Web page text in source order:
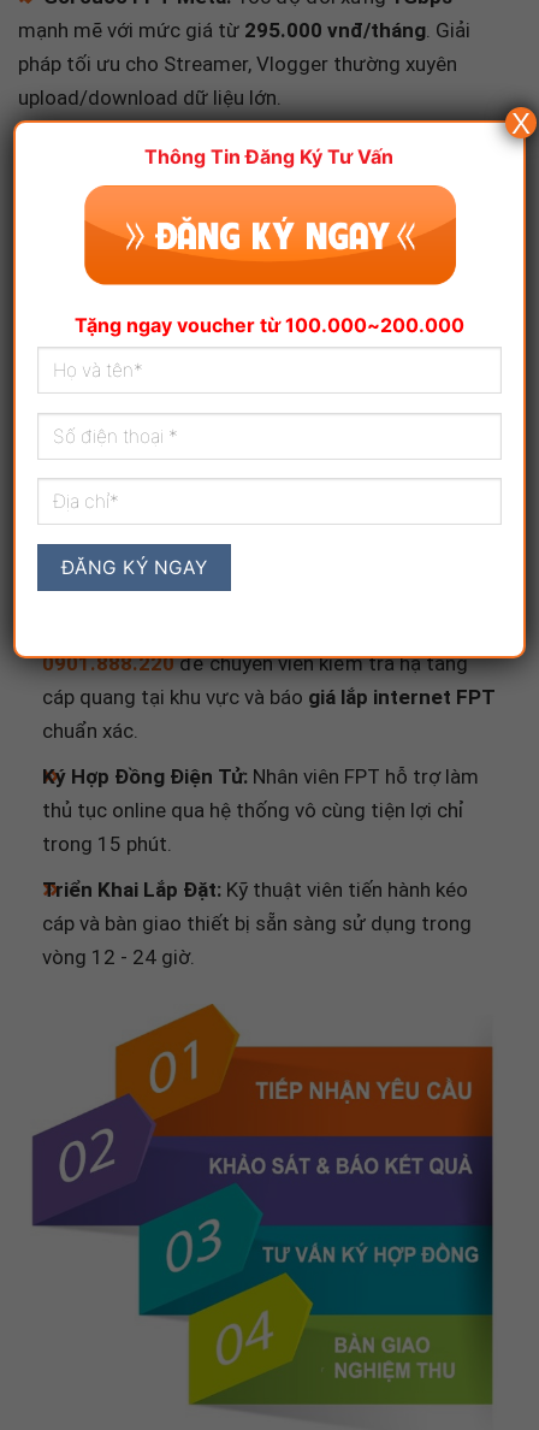
pháp tối ưu cho Streamer, Vlogger thường xuyên
upload/download dữ liệu lớn.
THỦ TỤC LẮP ĐẶT & QUY TRÌNH
ĐĂNG KÝ SIÊU TỐC
Thủ tục đơn giản, số hóa 100% hồ sơ:
Khách hàng Cá nhân/Gia đình:Cung cấp ảnh chụp
Căn cước công dân (CCCD) 2 mặt của người đứng
tên hợp đồng.
Khách hàng Doanh nghiệp:
Giấy phép kinh doanh và CCCD của người đại diện
pháp luật.
Quy trình 3 bước triển khai nhanh chóng:
cáp quang tại khu vực và báogiá lắp internet FPT
chuẩn xác.
thủ tục online qua hệ thống vô cùng tiện lợi chỉ
trong 15 phút.
Triển Khai Lắp Đặt:
cáp và bàn giao thiết bị sẵn sàng sử dụng trong
vòng 12 - 24 giờ.
Thông Tin Đăng Ký Tư Vấn
Tặng ngay voucher từ 100.000~200.000
X